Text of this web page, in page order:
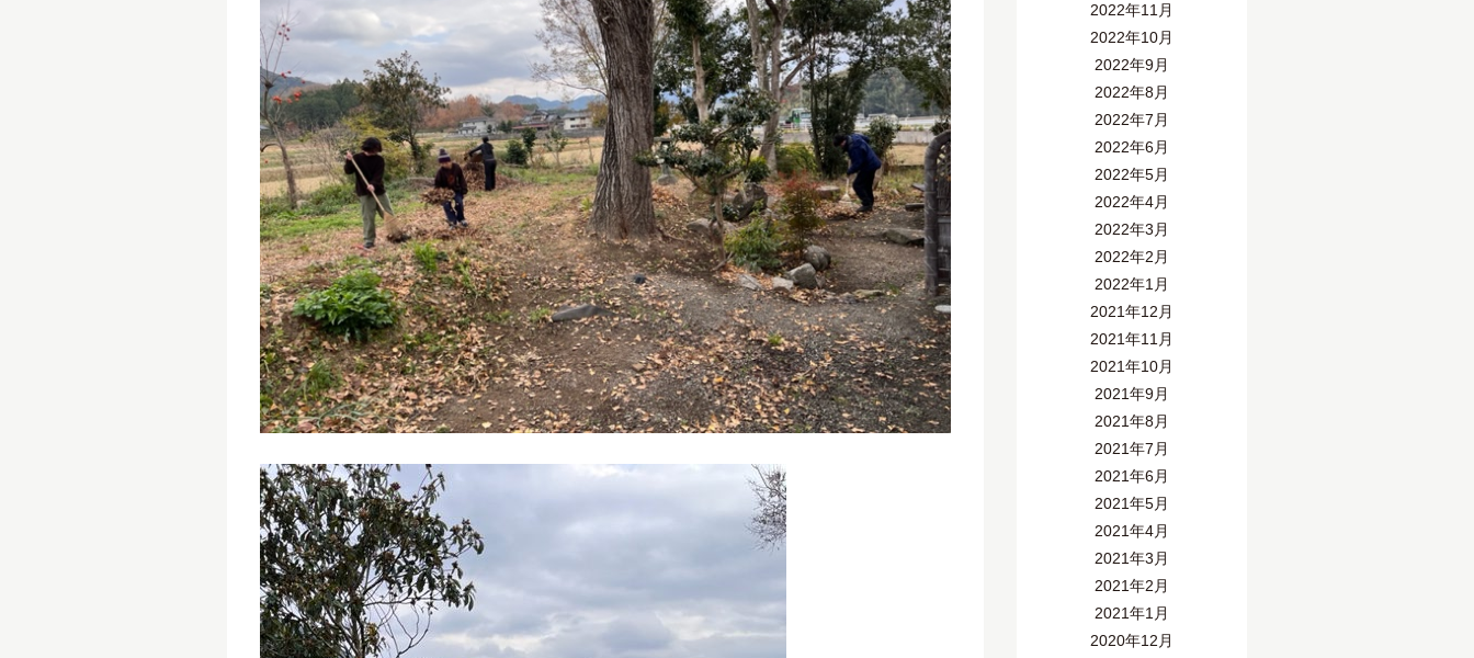
2022年11月
2022年10月
2022年9月
2022年8月
2022年7月
2022年6月
2022年5月
2022年4月
2022年3月
2022年2月
2022年1月
2021年12月
2021年11月
2021年10月
2021年9月
2021年8月
2021年7月
2021年6月
2021年5月
2021年4月
2021年3月
2021年2月
2021年1月
2020年12月